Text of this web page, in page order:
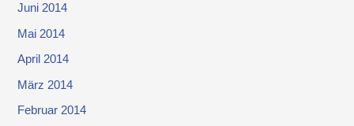
Juni 2014
Mai 2014
April 2014
März 2014
Februar 2014